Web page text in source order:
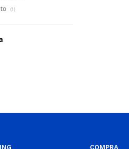
(1)
COMPRA